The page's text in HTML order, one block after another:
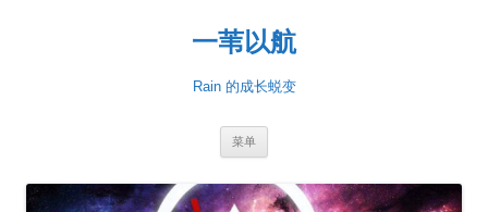
一苇以航
Rain 的成长蜕变
菜单